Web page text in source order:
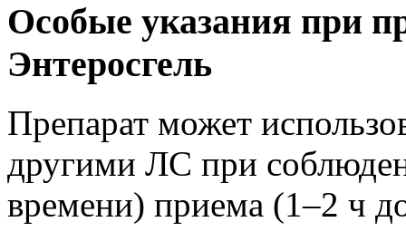
Особые указания при
Энтеросгель
Препарат может
другими ЛС при
времени) приема (1–2 ч